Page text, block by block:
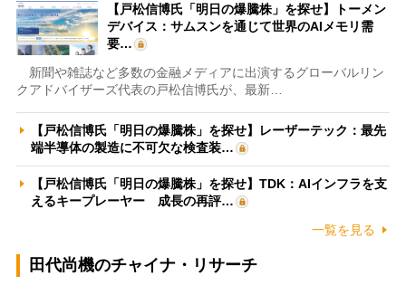
【戸松信博氏「明日の爆騰株」を探せ】トーメン
デバイス：サムスンを通じて世界のAIメモリ需
要…
新聞や雑誌など多数の金融メディアに出演するグローバルリン
クアドバイザーズ代表の戸松信博氏が、最新…
【戸松信博氏「明日の爆騰株」を探せ】レーザーテック：最先
端半導体の製造に不可欠な検査装…
【戸松信博氏「明日の爆騰株」を探せ】TDK：AIインフラを支
えるキープレーヤー 成長の再評…
一覧を見る
田代尚機のチャイナ・リサーチ